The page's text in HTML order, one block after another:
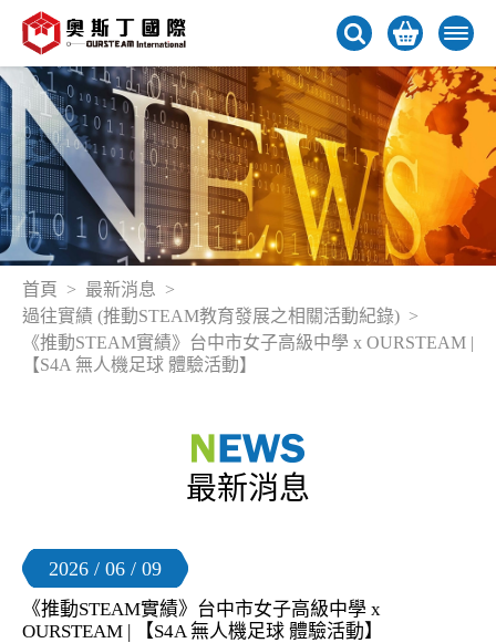
首頁
最新消息
過往實績 (推動STEAM教育發展之相關活動紀錄)
《推動STEAM實績》台中市女子高級中學 x OURSTEAM |
【S4A 無人機足球 體驗活動】
最新消息
2026 / 06 / 09
《推動STEAM實績》台中市女子高級中學 x
OURSTEAM | 【S4A 無人機足球 體驗活動】